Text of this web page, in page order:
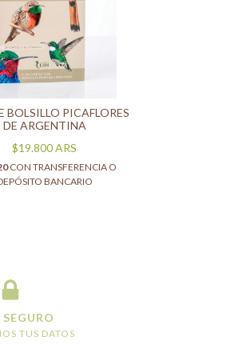
BOLSILLO PICAFLORES
DE ARGENTINA
$19.800ARS
CON TRANSFERENCIA O
BANCARIO
TUS DATOS